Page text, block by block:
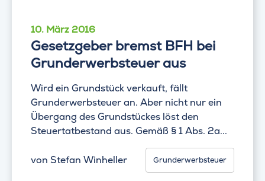
10. März 2016
Gesetzgeber bremst BFH bei
Grunderwerbsteuer aus
Wird ein Grundstück verkauft, fällt
Grunderwerbsteuer an. Aber nicht nur ein
Übergang des Grundstückes löst den
Steuertatbestand aus. Gemäß § 1 Abs. 2a...
von Stefan Winheller Grunderwerbsteuer